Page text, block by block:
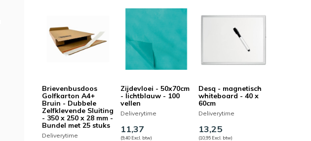
Brievenbusdoos
Golfkarton A4+
Bruin - Dubbele
Zelfklevende Sluiting
- 350 x 250 x 28 mm -
Bundel met 25 stuks
Deliverytime
Zijdevloei - 50x70cm
- lichtblauw - 100
vellen
Deliverytime
11,37
(9,40 Excl. btw)
Desq - magnetisch
whiteboard - 40 x
60cm
Deliverytime
13,25
(10,95 Excl. btw)